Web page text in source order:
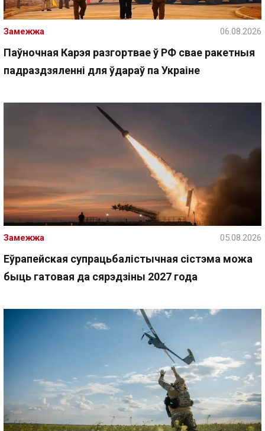
Паўночная Карэя разгортвае ў РФ свае ракетныя
падраздзяленні для ўдараў па Украіне
Замежжа 06.08.2026
Еўрапейская супрацьбалістычная сістэма можа
быць гатовая да сярэдзіны 2027 года
Замежжа 05.08.2026